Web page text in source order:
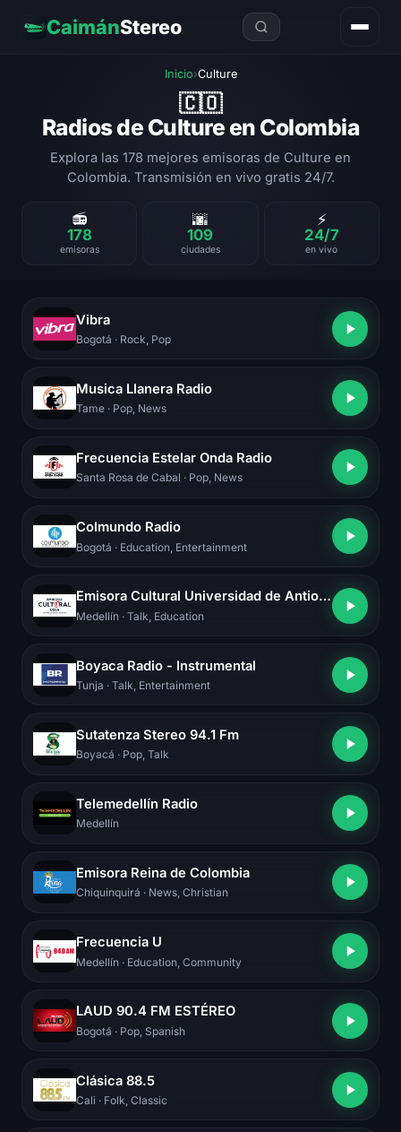
CaimánStereo
Inicio›Culture
🇨🇴
Radios de Culture en Colombia
Explora las 178 mejores emisoras de Culture en
Colombia. Transmisión en vivo gratis 24/7.
📻
178
emisoras
🌆
109
ciudades
⚡
24/7
en vivo
Vibra
Bogotá · Rock, Pop
Musica Llanera Radio
Tame · Pop, News
Frecuencia Estelar Onda Radio
Santa Rosa de Cabal · Pop, News
Colmundo Radio
Bogotá · Education, Entertainment
Emisora Cultural Universidad de Antioquia AM
Medellín · Talk, Education
Boyaca Radio - Instrumental
Tunja · Talk, Entertainment
Sutatenza Stereo 94.1 Fm
Boyacá · Pop, Talk
Telemedellín Radio
Medellín
Emisora Reina de Colombia
Chiquinquirá · News, Christian
Frecuencia U
Medellín · Education, Community
LAUD 90.4 FM ESTÉREO
Bogotá · Pop, Spanish
Clásica 88.5
Cali · Folk, Classic